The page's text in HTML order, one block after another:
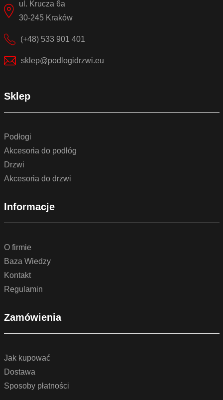
ul. Krucza 6a
30-245 Kraków
(+48) 533 901 401
sklep@podlogidrzwi.eu
Sklep
Podłogi
Akcesoria do podłóg
Drzwi
Akcesoria do drzwi
Informacje
O firmie
Baza Wiedzy
Kontakt
Regulamin
Zamówienia
Jak kupować
Dostawa
Sposoby płatności